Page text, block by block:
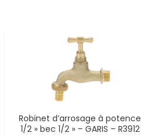
Robinet d’arrosage à potence
1/2 » bec 1/2 » – GARIS – R3912